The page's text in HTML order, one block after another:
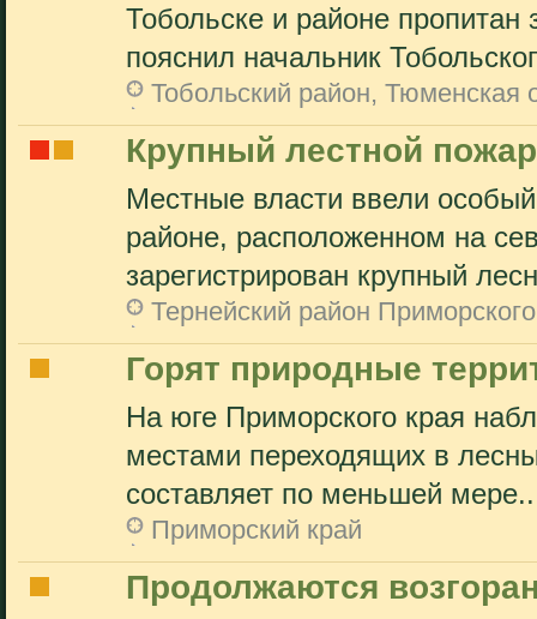
Тобольске и районе пропитан
пояснил начальник
Тобольский район, Тюменская
Крупный лестной
Местные власти ввели
районе, расположенном на
зарегистрирован крупный
Тернейский район
Горят природные
На юге Приморского края
местами переходящих в
составляет по меньшей
Приморский край
Продолжаются